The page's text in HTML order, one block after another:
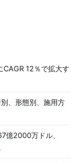
12％で拡大す
、形態別、施用方
億2000万ドル、